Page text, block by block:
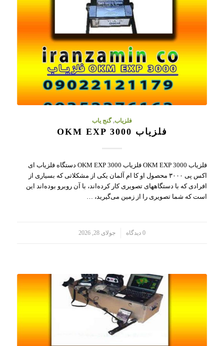
فلزیاب, گنج یاب
فلزیاب OKM EXP 3000
فلزیاب OKM EXP 3000 فلزیاب OKM EXP 3000 دستگاه فلزیاب ای
اکس پی ۳۰۰۰ محصول او کا ام آلمان یکی از مشکلاتی که بسیاری از
افرادی که با دستگاههای تصویری کار کرده‌اند، با آن روبرو بوده‌اند این
است که شما تصویری را از زمین می‌گیرید، …
0 دیدگاه جولای 28, 2026